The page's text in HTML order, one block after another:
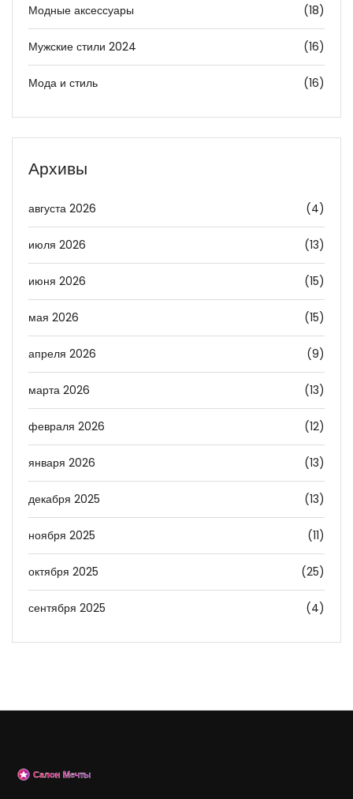
Модные аксессуары (18)
Мужские стили 2024 (16)
Мода и стиль (16)
Архивы
августа 2026 (4)
июля 2026 (13)
июня 2026 (15)
мая 2026 (15)
апреля 2026 (9)
марта 2026 (13)
февраля 2026 (12)
января 2026 (13)
декабря 2025 (13)
ноября 2025 (11)
октября 2025 (25)
сентября 2025 (4)